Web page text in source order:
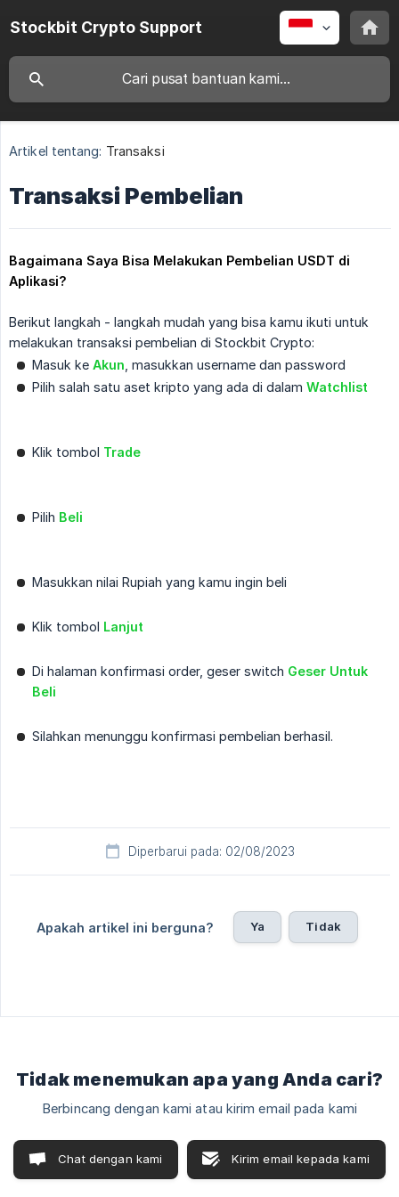
Stockbit Crypto Support
Artikel tentang: Transaksi
Transaksi Pembelian
Bagaimana Saya Bisa Melakukan Pembelian USDT di
Aplikasi?
Berikut langkah - langkah mudah yang bisa kamu ikuti untuk
melakukan transaksi pembelian di Stockbit Crypto:
Masuk ke Akun , masukkan username dan password
Pilih salah satu aset kripto yang ada di dalam Watchlist
Klik tombol Trade
Pilih Beli
Masukkan nilai Rupiah yang kamu ingin beli
Klik tombol Lanjut
Di halaman konfirmasi order, geser switch Geser Untuk
Beli
Silahkan menunggu konfirmasi pembelian berhasil.
Diperbarui pada: 02/08/2023
Apakah artikel ini berguna? Ya Tidak
Tidak menemukan apa yang Anda cari?
Berbincang dengan kami atau kirim email pada kami
Chat dengan kami Kirim email kepada kami